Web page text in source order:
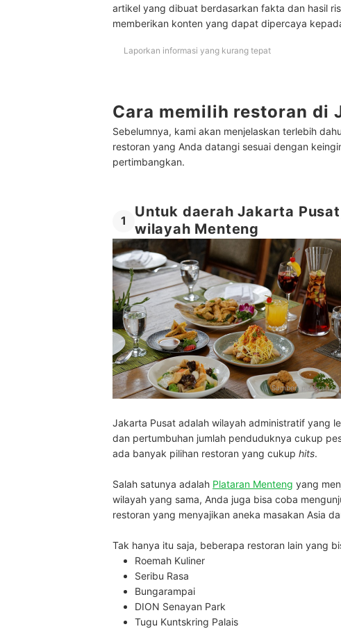
Peringkat Restoran di Jakarta Terbaik
Cek faktor lainnya untuk kenyamanan Anda saat
artikel yang dibuat berdasarkan fakta dan hasil
memberikan konten yang dapat dipercaya
Laporkan informasi yang kurang tepat
Cara memilih restoran di
Sebelumnya, kami akan menjelaskan terlebih
restoran yang Anda datangi sesuai dengan
pertimbangkan.
1
Untuk daerah Jakarta
wilayah Menteng
Sumber:
Jakarta Pusat adalah wilayah administratif yang
dan pertumbuhan jumlah penduduknya cukup
ada banyak pilihan restoran yang cukup hits.
Salah satunya adalah Plataran Menteng yang
wilayah yang sama, Anda juga bisa coba
restoran yang menyajikan aneka masakan Asia
Tak hanya itu saja, beberapa restoran lain yang
Roemah Kuliner
Seribu Rasa
Bungarampai
DION Senayan Park
Tugu Kuntskring Palais